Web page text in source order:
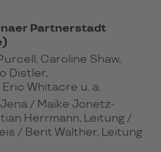
Partnerstadt
Caroline Shaw,
Distler,
Whitacre u. a.
/ Maike Jonetz-
Herrmann, Leitung /
/ Berit Walther, Leitung